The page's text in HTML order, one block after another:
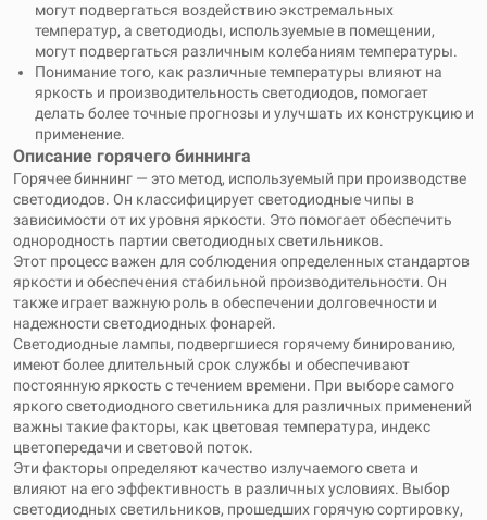
могут подвергаться воздействию экстремальных
температур, а светодиоды, используемые в помещении,
могут подвергаться различным колебаниям температуры.
Понимание того, как различные температуры влияют на
яркость и производительность светодиодов, помогает
делать более точные прогнозы и улучшать их конструкцию и
применение.
Описание горячего биннинга
Горячее биннинг — это метод, используемый при производстве
светодиодов. Он классифицирует светодиодные чипы в
зависимости от их уровня яркости. Это помогает обеспечить
однородность партии светодиодных светильников.
Этот процесс важен для соблюдения определенных стандартов
яркости и обеспечения стабильной производительности. Он
также играет важную роль в обеспечении долговечности и
надежности светодиодных фонарей.
Светодиодные лампы, подвергшиеся горячему бинированию,
имеют более длительный срок службы и обеспечивают
постоянную яркость с течением времени. При выборе самого
яркого светодиодного светильника для различных применений
важны такие факторы, как цветовая температура, индекс
цветопередачи и световой поток.
Эти факторы определяют качество излучаемого света и
влияют на его эффективность в различных условиях. Выбор
светодиодных светильников, прошедших горячую сортировку,